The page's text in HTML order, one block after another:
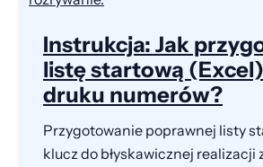
Instrukcja: Jak
listę startową
druku numerów?
Przygotowanie poprawnej listy
klucz do błyskawicznej realizacji